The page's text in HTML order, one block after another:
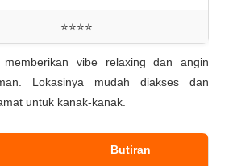
⭐⭐⭐⭐
memberikan vibe relaxing dan angin
Lokasinya mudah diakses dan
untuk kanak-kanak.
Butiran